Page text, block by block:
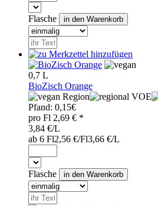
Flasche
0,7 L
BioZisch Orange
Region
VOE
Pfand: 0,15€
pro Fl 2,69 € *
3,84 €/L
ab 6 Fl2,56 €/Fl3,66 €/L
Flasche